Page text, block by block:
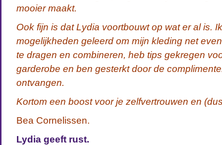
mooier maakt.
Ook fijn is dat Lydia voortbouwt op wat er al is.
mogelijkheden geleerd om mijn kleding net
te dragen en combineren, heb tips gekregen
garderobe en ben gesterkt door de
ontvangen.
Kortom een boost voor je zelfvertrouwen en
Bea Cornelissen.
Lydia geeft rust.